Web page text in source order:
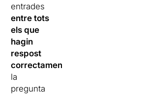
entrades
entre tots
els que
hagin
respost
correctament
la
pregunta